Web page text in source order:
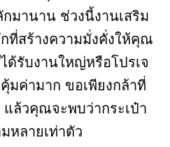
มานาน ช่วงนี้งานเสริม
ที่สร้างความมั่งคั่งให้คุณ
ด้รับงานใหญ่หรือโปรเจ
มค่ามาก ขอเพียงกล้าที่
แล้วคุณจะพบว่ากระเป๋า
หลายเท่าตัว